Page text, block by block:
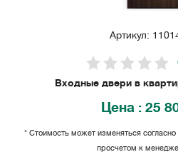
Артикул:
Входные двери в
Цена : 25
* Стоимость может изменяться
просчетом к